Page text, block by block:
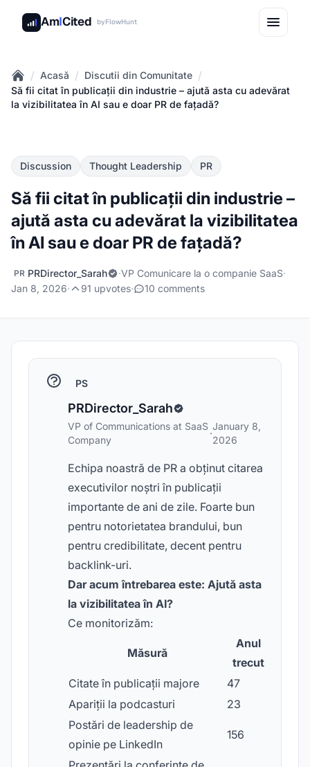
AmICited byFlowHunt
Home
/ Acasă / Discutii din Comunitate /
Să fii citat în publicații din industrie – ajută asta cu adevărat
la vizibilitatea în AI sau e doar PR de fațadă?
Discussion Thought Leadership PR
Să fii citat în publicații din industrie –
ajută asta cu adevărat la vizibilitatea
în AI sau e doar PR de fațadă?
PR PRDirector_Sarah ·VP Comunicare la o companie SaaS·
Jan 8, 2026· 91 upvotes· 10 comments
PS
PRDirector_Sarah
VP of Communications at SaaS
Company
·
January 8,
2026
Echipa noastră de PR a obținut citarea
executivilor noștri în publicații
importante de ani de zile. Foarte bun
pentru notorietatea brandului, bun
pentru credibilitate, decent pentru
backlink-uri.
Dar acum întrebarea este: Ajută asta
la vizibilitatea în AI?
Ce monitorizăm:
Măsură
Anul
trecut
Citate în publicații majore
47
Apariții la podcasturi
23
Postări de leadership de
opinie pe LinkedIn
156